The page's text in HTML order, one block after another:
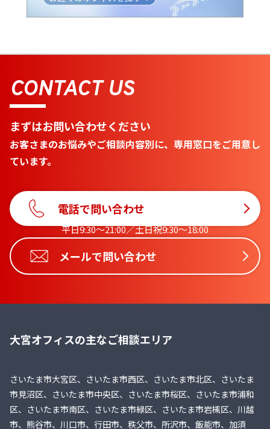
CONTACT US
まずはお問い合わせください
お客さまのお悩みやご相談内容別に、専用窓口をご用意し
ています。
電話で問い合わせ
平日9:30〜21:00／土日祝9:30〜18:00
メールで問い合わせ
大宮オフィスの主なご相談エリア
さいたま市大宮区、さいたま市西区、さいたま市北区、さいたま
市見沼区、さいたま市中央区、さいたま市桜区、さいたま市浦和
区、さいたま市南区、さいたま市緑区、さいたま市岩槻区、川越
市、熊谷市、川口市、行田市、秩父市、所沢市、飯能市、加須